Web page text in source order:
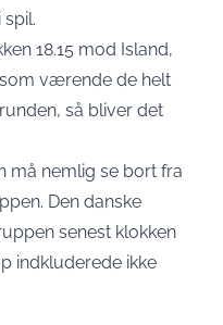
18.15 mod Island,
værende de helt
så bliver det
må nemlig se bort fra
Den danske
senest klokken
indkluderede ikke